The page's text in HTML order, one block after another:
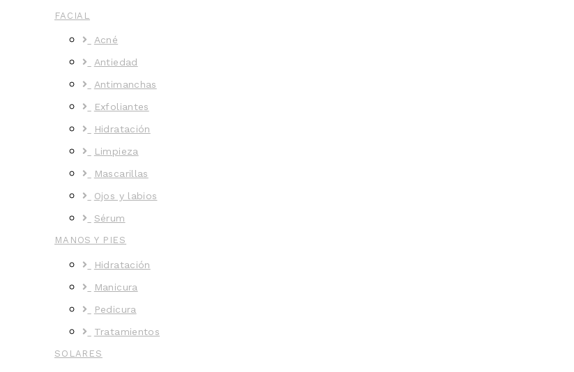
FACIAL
Acné
Antiedad
Antimanchas
Exfoliantes
Hidratación
Limpieza
Mascarillas
Ojos y labios
Sérum
MANOS Y PIES
Hidratación
Manicura
Pedicura
Tratamientos
SOLARES